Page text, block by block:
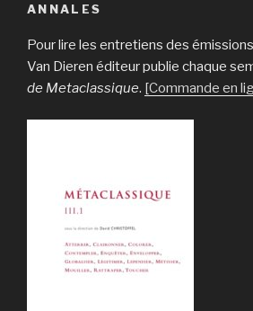
ANNALES
Pour lire les entretiens des
Van Dieren éditeur publie chaque
de Metaclassique. [Commande en